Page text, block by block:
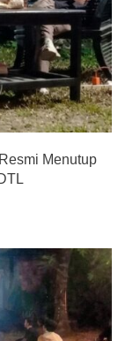
Menutup